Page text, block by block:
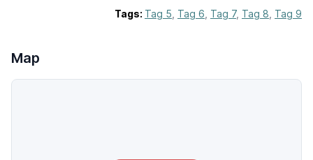
Tags: Tag 5 Tag 6 Tag 7, Tag 8 Tag 9
Map